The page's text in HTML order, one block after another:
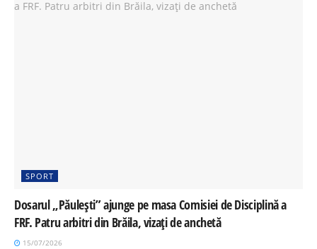
SPORT
Dosarul „Păulești” ajunge pe masa Comisiei de Disciplină a
FRF. Patru arbitri din Brăila, vizați de anchetă
15/07/2026